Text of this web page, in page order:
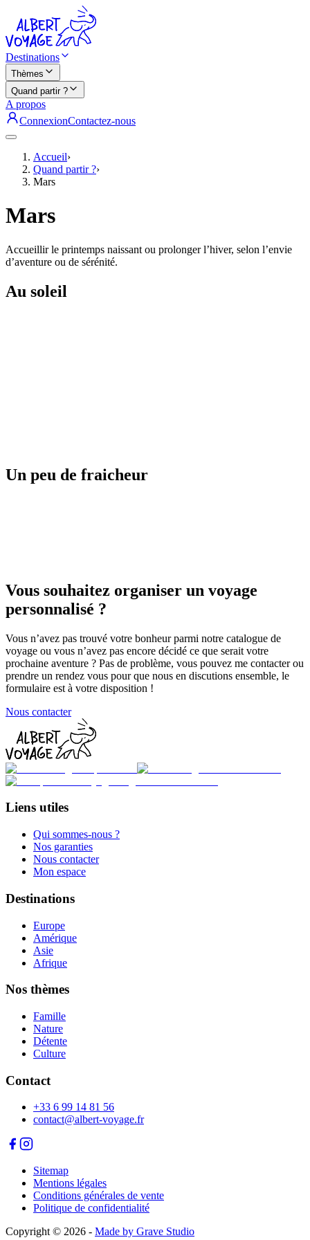
Destinations
Thèmes
Quand partir ?
A propos
ConnexionContactez-nous
Accueil›
Quand partir ?›
Mars
Mars
Accueillir le printemps naissant ou prolonger l’hiver, selon l’envie
d’aventure ou de sérénité.
Au soleil
Un peu de fraicheur
Vous souhaitez organiser un voyage
personnalisé ?
Vous n’avez pas trouvé votre bonheur parmi notre catalogue de
voyage ou vous n’avez pas encore décidé ce que serait votre
prochaine aventure ? Pas de problème, vous pouvez me contacter ou
prendre un rendez vous pour que nous en discutions ensemble, le
formulaire est à votre disposition !
Nous contacter
Liens utiles
Qui sommes-nous ?
Nos garanties
Nous contacter
Mon espace
Destinations
Europe
Amérique
Asie
Afrique
Nos thèmes
Famille
Nature
Détente
Culture
Contact
+33 6 99 14 81 56
contact@albert-voyage.fr
Sitemap
Mentions légales
Conditions générales de vente
Politique de confidentialité
Copyright © 2026 - Made by Grave Studio